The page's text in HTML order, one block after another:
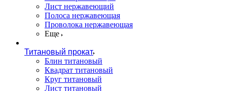
Лист нержавеющий
Полоса нержавеющая
Проволока нержавеющая
Еще
Титановый прокат
Блин титановый
Квадрат титановый
Круг титановый
Лист титановый